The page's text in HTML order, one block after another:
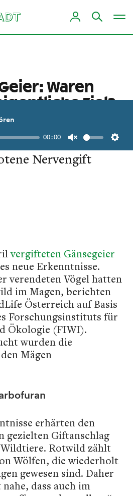
00:00
Unmute
Waren
Ziel?
hatten Rotwild-
Kollateralschaden
Nervengift
vergifteten Gänsegeier
neue Erkenntnisse.
verendeten Vögel hatten
im Magen, berichten
Österreich auf Basis
Forschungsinstituts für
Ökologie (FIWI).
wurden die
Mägen
erhärten den
gezielten Giftanschlag
Wildtiere. Rotwild zählt
Wölfen, die wiederholt
gewesen sind. Daher
dass auch im